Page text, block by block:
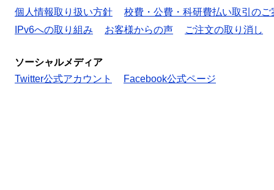
個人情報取り扱い方針
校費・公費・科研費払い取引のご
IPv6への取り組み
お客様からの声 ご注文の取り消し
ソーシャルメディア
Twitter公式アカウント
Facebook公式ページ